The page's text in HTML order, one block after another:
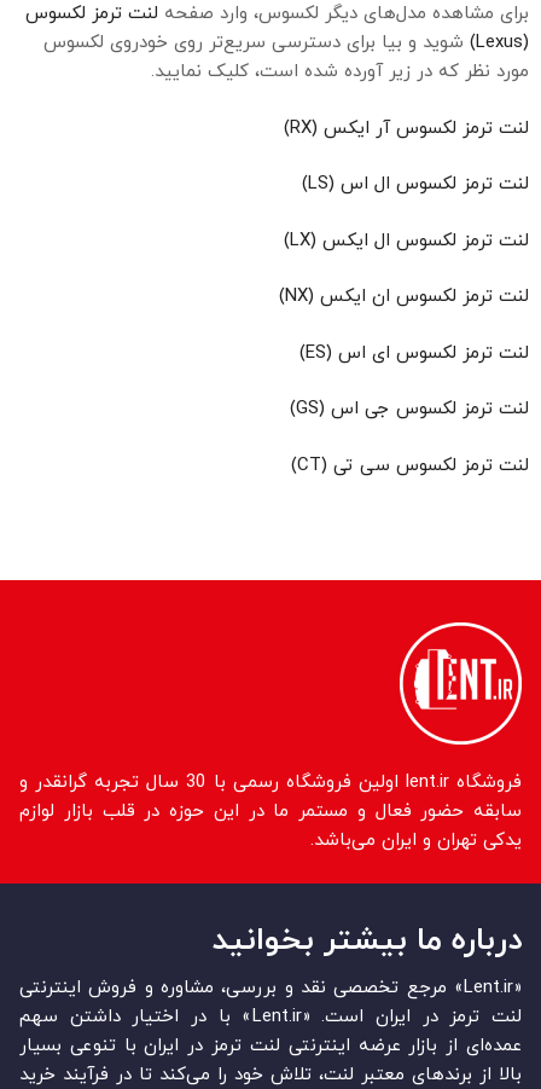
برای مشاهده مدل‌های دیگر لکسوس، وارد صفحه لنت ترمز لکسوس
(Lexus)
شوید و بیا برای دسترسی سریع‌تر روی خودروی لکسوس
مورد نظر که در زیر آورده شده است، کلیک نمایید.
لنت ترمز لکسوس آر ایکس (RX)
لنت ترمز لکسوس ال اس (LS)
لنت ترمز لکسوس ال ایکس (LX)
لنت ترمز لکسوس ان ایکس (NX)
لنت ترمز لکسوس ای اس (ES)
لنت ترمز لکسوس جی اس (GS)
لنت ترمز لکسوس سی تی (CT)
فروشگاه lent.ir اولین فروشگاه رسمی با 30 سال تجربه گرانقدر و
سابقه حضور فعال و مستمر ما در این حوزه در قلب بازار لوازم
یدکی تهران و ایران می‌باشد.
درباره ما بیشتر بخوانید
«Lent.ir» مرجع تخصصی نقد و بررسی، مشاوره و فروش اینترنتی
لنت ترمز در ایران است. «Lent.ir» با در اختیار داشتن سهم
عمده‏‌ای از بازار عرضه اینترنتی لنت ترمز در ایران با تنوعی بسیار
بالا از برندهای معتبر لنت، تلاش خود را می‌‏‏کند تا در فرآیند خرید